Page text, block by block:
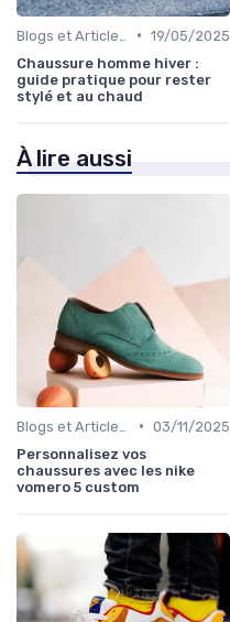
• 19/05/2025
Chaussure homme hiver :
guide pratique pour rester
stylé et au chaud
À lire aussi
• 03/11/2025
Personnalisez vos
chaussures avec les nike
vomero 5 custom